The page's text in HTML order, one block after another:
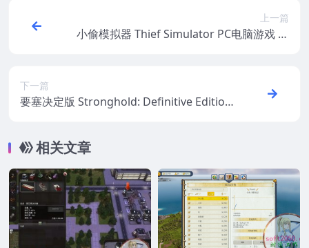
上一篇
小偷模拟器 Thief Simulator PC电脑游戏 适
下一篇
要塞决定版 Stronghold: Definitive Edition
相关文章